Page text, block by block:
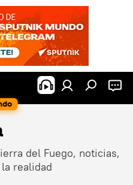
del Fuego, noticias,
realidad